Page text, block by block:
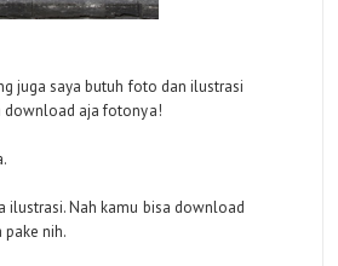
juga saya butuh foto dan ilustrasi
download aja fotonya!
ilustrasi. Nah kamu bisa download
pake nih.